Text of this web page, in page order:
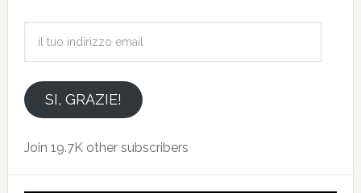
emailSI, GRAZIE!
Join 19.7K other subscribers